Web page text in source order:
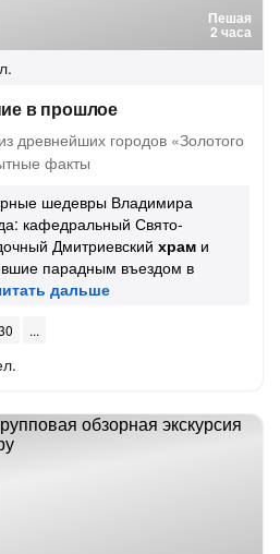
Пешая
2 часа
в прошлое
древнейших городов «Золотого
факты
шедевры Владимира
кафедральный Свято-
Дмитриевский храм и
парадным въездом в